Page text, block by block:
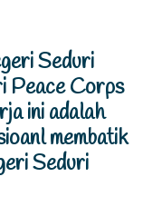
Seduri
Peace Corps
ini adalah
membatik
Seduri